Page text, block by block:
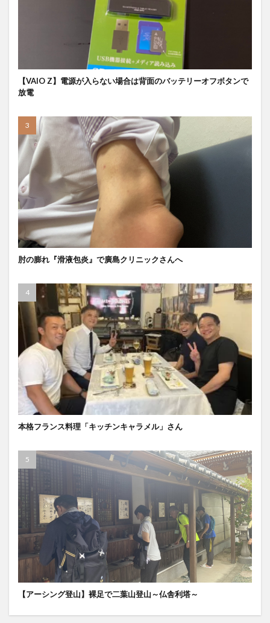
【VAIO Z】電源が入らない場合は背面のバッテリーオフボタンで
放電
肘の膨れ『滑液包炎』で廣島クリニックさんへ
本格フランス料理「キッチンキャラメル」さん
【アーシング登山】裸足で二葉山登山～仏舎利塔～